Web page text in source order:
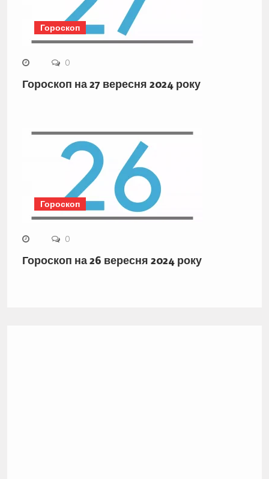
Гороскоп
0
Гороскоп на 27 вересня 2024 року
Гороскоп
0
Гороскоп на 26 вересня 2024 року